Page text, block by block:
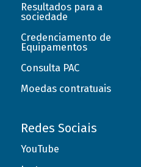
Resultados para a
sociedade
Credenciamento de
Equipamentos
Consulta PAC
Moedas contratuais
Redes Sociais
YouTube